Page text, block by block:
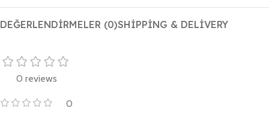
DEĞERLENDIRMELER (0)SHIPPING & DELIVERY
0 reviews
0